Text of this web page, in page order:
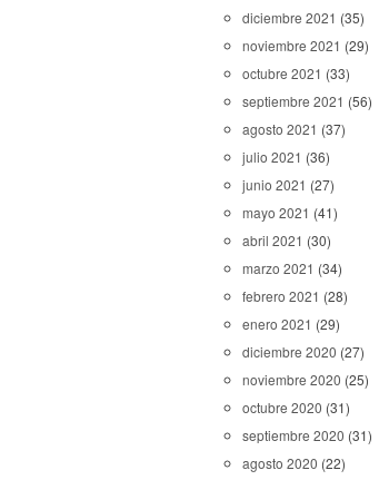
diciembre 2021 (35)
noviembre 2021 (29)
octubre 2021 (33)
septiembre 2021 (56)
agosto 2021 (37)
julio 2021 (36)
junio 2021 (27)
mayo 2021 (41)
abril 2021 (30)
marzo 2021 (34)
febrero 2021 (28)
enero 2021 (29)
diciembre 2020 (27)
noviembre 2020 (25)
octubre 2020 (31)
septiembre 2020 (31)
agosto 2020 (22)